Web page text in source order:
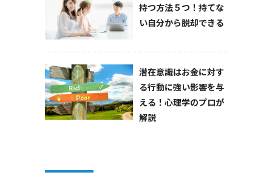
持つ方法５つ！持てな
い自分から脱却できる
潜在意識はお金に対す
る行動に強い影響を与
える！心理学のプロが
解説